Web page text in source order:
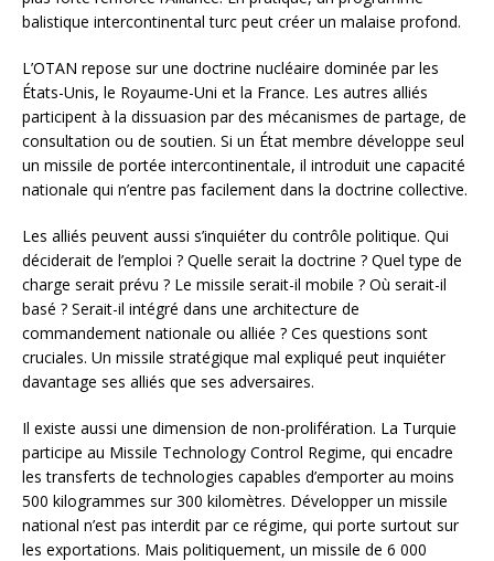
balistique intercontinental turc peut créer un malaise profond.
L’OTAN repose sur une doctrine nucléaire dominée par les
États-Unis, le Royaume-Uni et la France. Les autres alliés
participent à la dissuasion par des mécanismes de partage, de
consultation ou de soutien. Si un État membre développe seul
un missile de portée intercontinentale, il introduit une capacité
nationale qui n’entre pas facilement dans la doctrine collective.
Les alliés peuvent aussi s’inquiéter du contrôle politique. Qui
déciderait de l’emploi ? Quelle serait la doctrine ? Quel type de
charge serait prévu ? Le missile serait-il mobile ? Où serait-il
basé ? Serait-il intégré dans une architecture de
commandement nationale ou alliée ? Ces questions sont
cruciales. Un missile stratégique mal expliqué peut inquiéter
davantage ses alliés que ses adversaires.
Il existe aussi une dimension de non-prolifération. La Turquie
participe au Missile Technology Control Regime, qui encadre
les transferts de technologies capables d’emporter au moins
500 kilogrammes sur 300 kilomètres. Développer un missile
national n’est pas interdit par ce régime, qui porte surtout sur
les exportations. Mais politiquement, un missile de 6 000